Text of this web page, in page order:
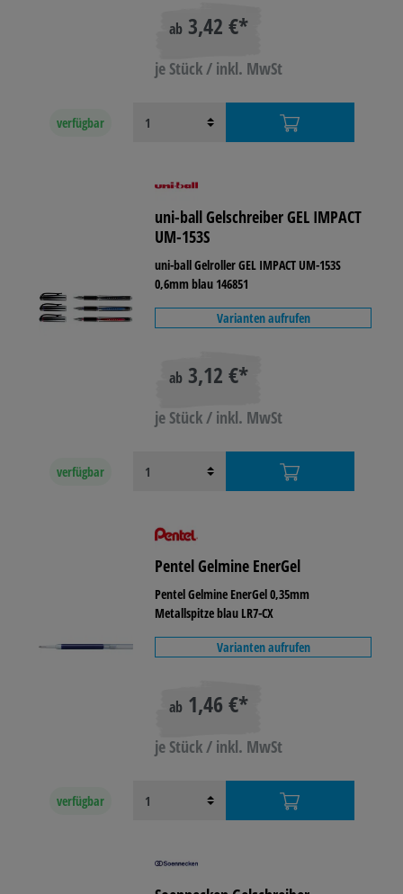
ab 3,42 €*
je Stück / inkl. MwSt
verfügbar
uni-ball Gelschreiber GEL IMPACT
UM-153S
uni-ball Gelroller GEL IMPACT UM-153S
0,6mm blau 146851
Varianten aufrufen
ab 3,12 €*
je Stück / inkl. MwSt
verfügbar
Pentel Gelmine EnerGel
Pentel Gelmine EnerGel 0,35mm
Metallspitze blau LR7-CX
Varianten aufrufen
ab 1,46 €*
je Stück / inkl. MwSt
verfügbar